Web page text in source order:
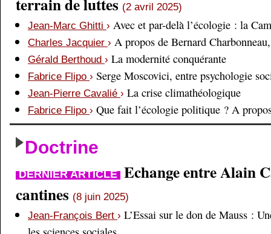
terrain de luttes (2 avril 2025)
Jean-Marc Ghitti › Avec et par-delà l’écologie : la
Charles Jacquier › A propos de Bernard
Gérald Berthoud › La modernité conquérante
Fabrice Flipo › Serge Moscovici, entre psychologie
Jean-Pierre Cavalié › La crise climathéologique
Fabrice Flipo › Que fait l’écologie politique ? A
Doctrine
DERNIER ARTICLE Echange entre Alain
cantines (8 juin 2025)
Jean-François Bert › L’Essai sur le don de Mauss :